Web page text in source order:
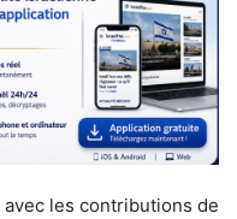
avec les contributions de